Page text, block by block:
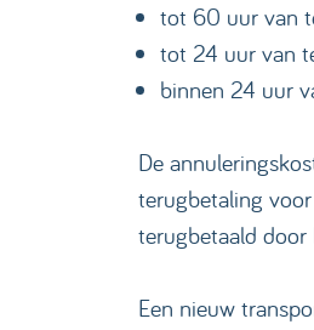
tot 60 uur van
tot 24 uur van
binnen 24 uur
De
terugbetaling
terugbetaald door
Een nieuw